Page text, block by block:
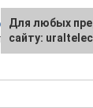
Для любых
сайту: